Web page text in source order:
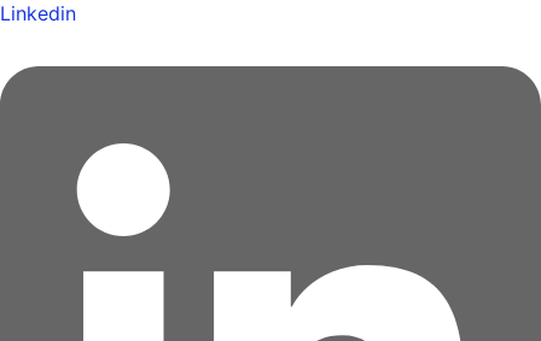
Linkedin